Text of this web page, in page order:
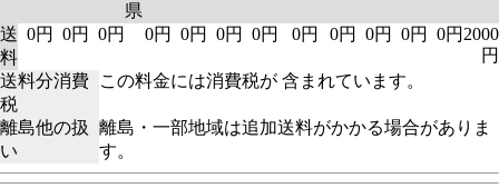
県
送
料
0円 0円 0円 0円 0円 0円 0円 0円 0円 0円 0円 0円 2000
円
送料分消費
税
この料金には消費税が 含まれています。
離島他の扱
い
離島・一部地域は追加送料がかかる場合がありま
す。